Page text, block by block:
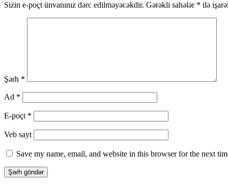
Sizin e-poçt ünvanınız dərc edilməyəcəkdir. Gərəkli sahələr * ilə
Şərh *
Ad *
E-poçt *
Veb sayt
Save my name, email, and website in this browser for the next